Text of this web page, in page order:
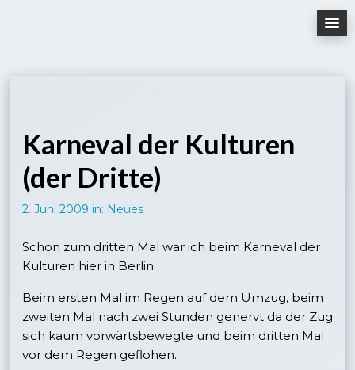
Karneval der Kulturen
(der Dritte)
2. Juni 2009 in: Neues
Schon zum dritten Mal war ich beim Karneval der
Kulturen hier in Berlin.
Beim ersten Mal im Regen auf dem Umzug, beim
zweiten Mal nach zwei Stunden genervt da der Zug
sich kaum vorwärtsbewegte und beim dritten Mal
vor dem Regen geflohen.